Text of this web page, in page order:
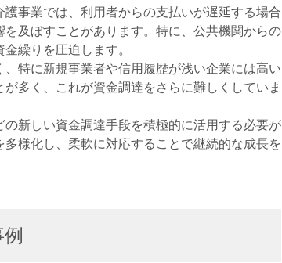
事業では、利用者からの支払いが遅延する場合
及ぼすことがあります。特に、公共機関からの
繰りを圧迫します。
特に新規事業者や信用履歴が浅い企業には高い
多く、これが資金調達をさらに難しくしていま
新しい資金調達手段を積極的に活用する必要が
様化し、柔軟に対応することで継続的な成長を